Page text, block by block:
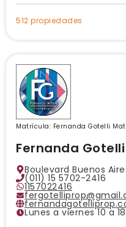
512 propiedades
Fernanda
Boulevard Buenos
(011) 15 5702-2416
1157022416
Lunes a viernes 10 a
Matrícula: Fernanda Gotelli